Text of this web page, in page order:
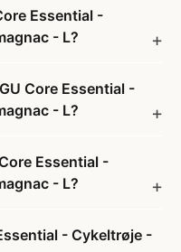
Essential -
- L?
Core Essential -
- L?
Essential -
- L?
- Cykeltrøje -